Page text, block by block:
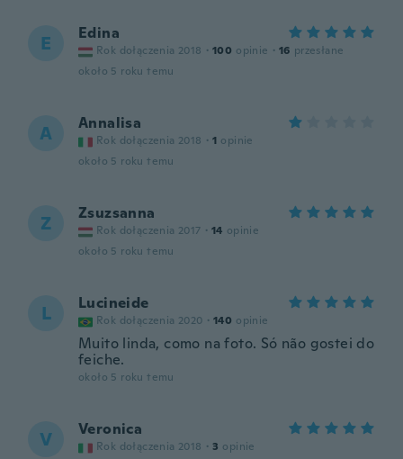
E Edina
Rok dołączenia 2018 · 100 opinie · 16 przesłane
około 5 roku temu
A Annalisa
Rok dołączenia 2018 · 1 opinie
około 5 roku temu
Z Zsuzsanna
Rok dołączenia 2017 · 14 opinie
około 5 roku temu
L Lucineide
Rok dołączenia 2020 · 140 opinie
Muito linda, como na foto. Só não gostei do
feiche.
około 5 roku temu
V Veronica
Rok dołączenia 2018 · 3 opinie